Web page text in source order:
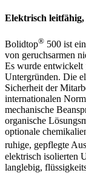
Elektrisch
Bolidtop® 500 ist
von geruchsarmen
Es wurde entwickelt
Untergründen. Die
Sicherheit der
internationalen
mechanische
organische
optionale
ruhige, gepflegte
elektrisch isolierten
langlebig,